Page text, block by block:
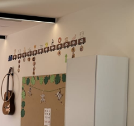
verarbeitet werden (z.
Inhalte oder Anzeigen-
die Verwendung Ihrer
Hier finden Sie eine
Ihre Einwilligung zu
Informationen
Alle akzeptieren
Einstellungen